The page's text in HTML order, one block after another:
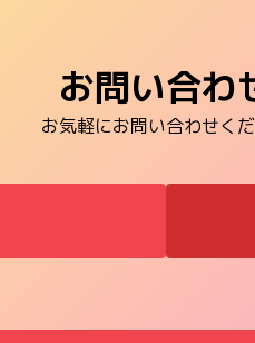
お問い合わ
お気軽にお問い合わせく